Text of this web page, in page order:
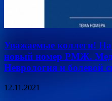
Уважаемые коллеги! На
новый номер РМЖ.
Неврология и болевой
12.11.2021